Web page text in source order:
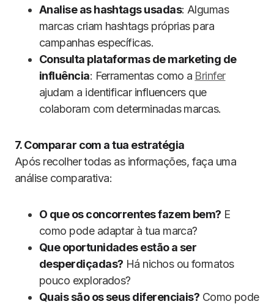
Analise as hashtags usadas: Algumas
marcas criam hashtags próprias para
campanhas específicas.
Consulta plataformas de marketing de
influência: Ferramentas como a Brinfer
ajudam a identificar influencers que
colaboram com determinadas marcas.
7. Comparar com a tua estratégia
Após recolher todas as informações, faça uma
análise comparativa:
O que os concorrentes fazem bem? E
como pode adaptar à tua marca?
Que oportunidades estão a ser
desperdiçadas? Há nichos ou formatos
pouco explorados?
Quais são os seus diferenciais? Como pode